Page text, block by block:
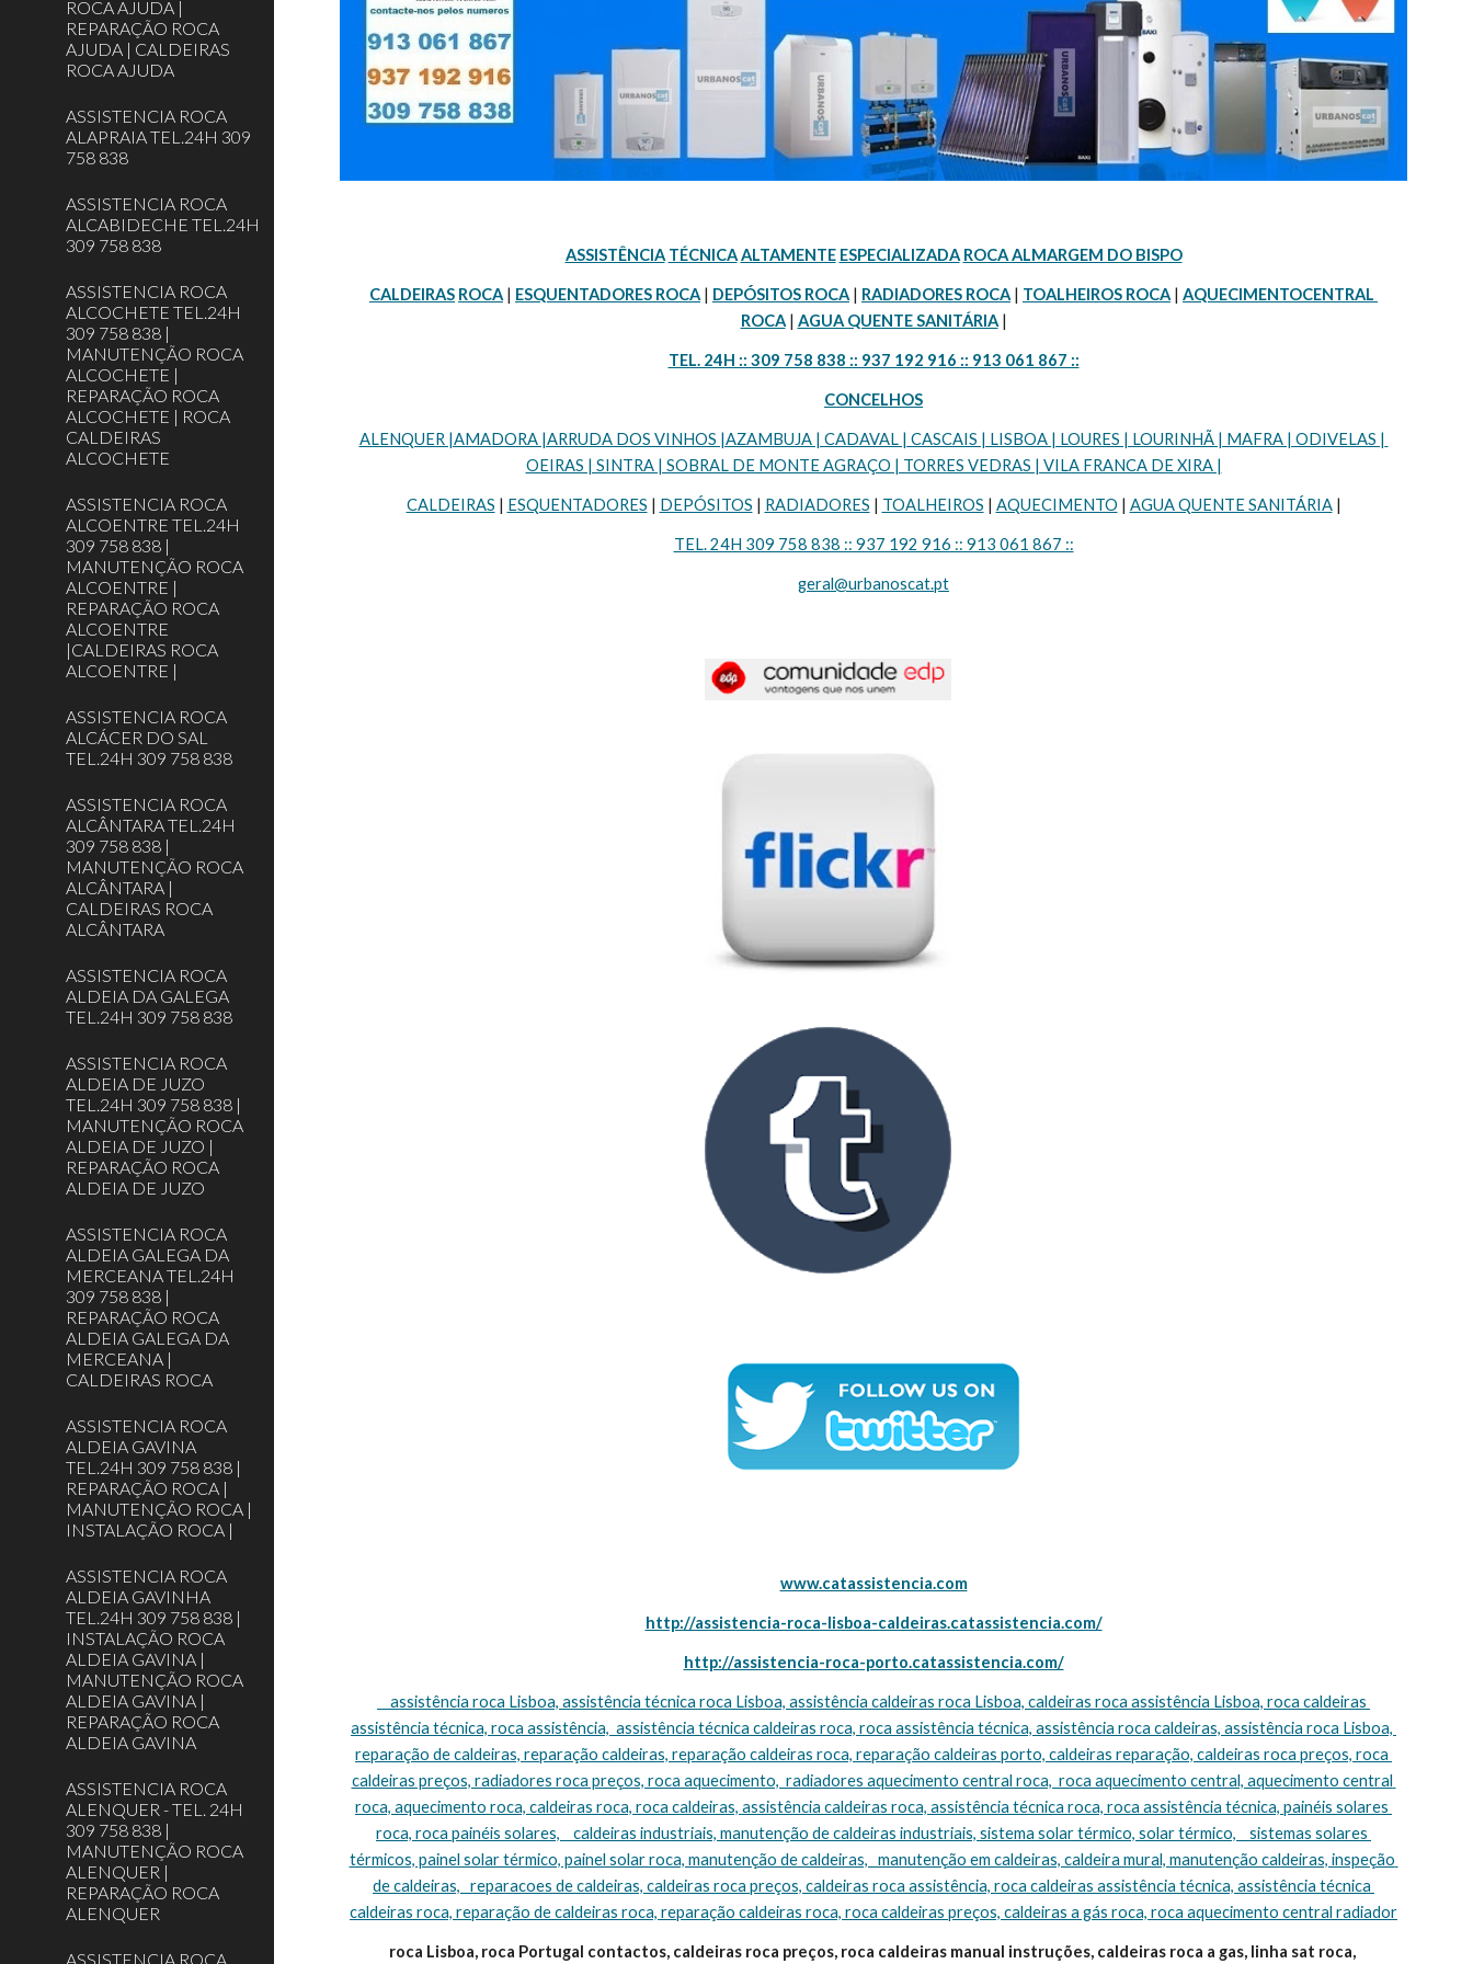
ROCA AJUDA |
REPARAÇÃO ROCA
AJUDA | CALDEIRAS
ROCA AJUDA
ASSISTENCIA ROCA
ALAPRAIA TEL.24H 309
758 838
ASSISTENCIA ROCA
ALCABIDECHE TEL.24H
309 758 838
ASSISTENCIA ROCA
ALCOCHETE TEL.24H
309 758 838 |
MANUTENÇÃO ROCA
ALCOCHETE |
REPARAÇÃO ROCA
ALCOCHETE | ROCA
CALDEIRAS
ALCOCHETE
ASSISTENCIA ROCA
ALCOENTRE TEL.24H
309 758 838 |
MANUTENÇÃO ROCA
ALCOENTRE |
REPARAÇÃO ROCA
ALCOENTRE
|CALDEIRAS ROCA
ALCOENTRE |
ASSISTENCIA ROCA
ALCÁCER DO SAL
TEL.24H 309 758 838
ASSISTENCIA ROCA
ALCÂNTARA TEL.24H
309 758 838 |
MANUTENÇÃO ROCA
ALCÂNTARA |
CALDEIRAS ROCA
ALCÂNTARA
ASSISTENCIA ROCA
ALDEIA DA GALEGA
TEL.24H 309 758 838
ASSISTENCIA ROCA
ALDEIA DE JUZO
TEL.24H 309 758 838 |
MANUTENÇÃO ROCA
ALDEIA DE JUZO |
REPARAÇÃO ROCA
ALDEIA DE JUZO
ASSISTENCIA ROCA
ALDEIA GALEGA DA
MERCEANA TEL.24H
309 758 838 |
REPARAÇÃO ROCA
ALDEIA GALEGA DA
MERCEANA |
CALDEIRAS ROCA
ASSISTENCIA ROCA
ALDEIA GAVINA
TEL.24H 309 758 838 |
REPARAÇÃO ROCA |
MANUTENÇÃO ROCA |
INSTALAÇÃO ROCA |
ASSISTENCIA ROCA
ALDEIA GAVINHA
TEL.24H 309 758 838 |
INSTALAÇÃO ROCA
ALDEIA GAVINA |
MANUTENÇÃO ROCA
ALDEIA GAVINA |
REPARAÇÃO ROCA
ALDEIA GAVINA
ASSISTENCIA ROCA
ALENQUER - TEL. 24H
309 758 838 |
MANUTENÇÃO ROCA
ALENQUER |
REPARAÇÃO ROCA
ALENQUER
ASSISTENCIA ROCA
ASSISTÊNCIA TÉCNICA ALTAMENTE ESPECIALIZADA ROCA ALMARGEM DO BISPO
CALDEIRAS ROCA | ESQUENTADORES ROCA | DEPÓSITOS ROCA | RADIADORES ROCA | TOALHEIROS ROCA | AQUECIMENTOCENTRAL
ROCA | AGUA QUENTE SANITÁRIA |
TEL. 24H :: 309 758 838 :: 937 192 916 :: 913 061 867 ::
CONCELHOS
ALENQUER |AMADORA |ARRUDA DOS VINHOS |AZAMBUJA | CADAVAL | CASCAIS | LISBOA | LOURES | LOURINHÃ | MAFRA | ODIVELAS |
OEIRAS | SINTRA | SOBRAL DE MONTE AGRAÇO | TORRES VEDRAS | VILA FRANCA DE XIRA |
CALDEIRAS | ESQUENTADORES | DEPÓSITOS | RADIADORES | TOALHEIROS | AQUECIMENTO | AGUA QUENTE SANITÁRIA |
TEL. 24H 309 758 838 :: 937 192 916 :: 913 061 867 ::
geral@urbanoscat.pt
www.catassistencia.com
http://assistencia-roca-lisboa-caldeiras.catassistencia.com/
http://assistencia-roca-porto.catassistencia.com/
assistência técnica, roca assistência,  assistência técnica caldeiras roca, roca assistência técnica, assistência roca caldeiras, assistência roca Lisboa,
reparação de caldeiras, reparação caldeiras, reparação caldeiras roca, reparação caldeiras porto, caldeiras reparação, caldeiras roca preços, roca
caldeiras preços, radiadores roca preços, roca aquecimento,  radiadores aquecimento central roca,  roca aquecimento central, aquecimento central
roca, aquecimento roca, caldeiras roca, roca caldeiras, assistência caldeiras roca, assistência técnica roca, roca assistência técnica, painéis solares
roca, roca painéis solares,    caldeiras industriais, manutenção de caldeiras industriais, sistema solar térmico, solar térmico,    sistemas solares
térmicos, painel solar térmico, painel solar roca, manutenção de caldeiras,   manutenção em caldeiras, caldeira mural, manutenção caldeiras, inspeção
de caldeiras,   reparacoes de caldeiras, caldeiras roca preços, caldeiras roca assistência, roca caldeiras assistência técnica, assistência técnica
caldeiras roca, reparação de caldeiras roca, reparação caldeiras roca, roca caldeiras preços, caldeiras a gás roca, roca aquecimento central radiador
roca Lisboa, roca Portugal contactos, caldeiras roca preços, roca caldeiras manual instruções, caldeiras roca a gas, linha sat roca,